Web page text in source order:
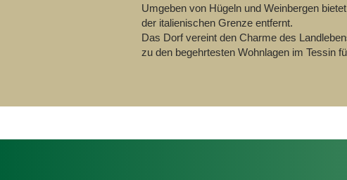
Umgeben von Hügeln und Weinbergen
der italienischen Grenze entfernt.
Das Dorf vereint den Charme des
zu den begehrtesten Wohnlagen im Tessin